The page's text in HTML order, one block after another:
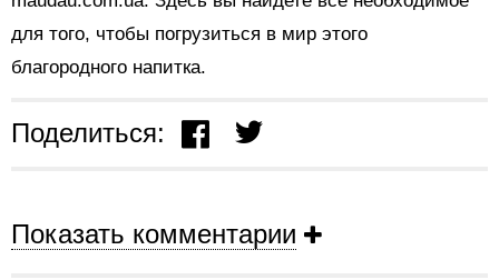
для того, чтобы погрузиться в мир этого
благородного напитка.
Поделиться:
Показать комментарии